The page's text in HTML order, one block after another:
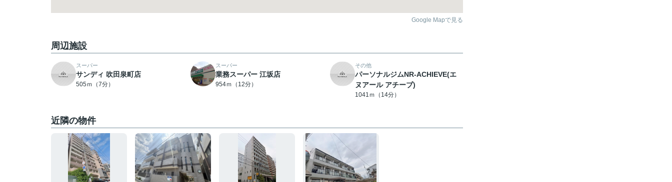
Google Mapで見る
周辺施設
スーパー
サンディ 吹田泉町店
505ｍ（7分）
スーパー
業務スーパー 江坂店
954ｍ（12分）
その他
パーソナルジムNR-ACHIEVE(エ
ヌアール アチーブ)
1041ｍ（14分）
近隣の物件